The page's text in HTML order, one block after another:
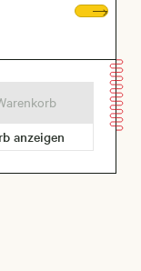
anzeigen